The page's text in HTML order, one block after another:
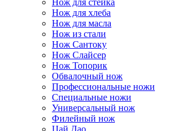
Нож для стейка
Нож для хлеба
Нож для масла
Нож из стали
Нож Сантоку
Нож Слайсер
Нож Топорик
Обвалочный нож
Профессиональные ножи
Специальные ножи
Универсальный нож
Филейный нож
Цай Дао